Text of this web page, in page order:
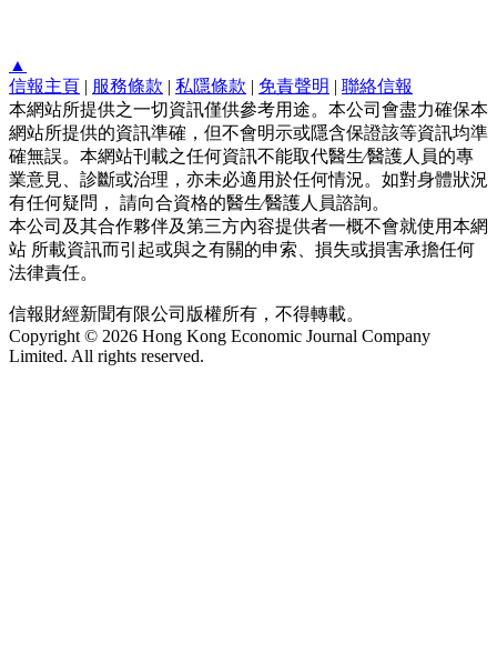
▲
信報主頁 | 服務條款 | 私隱條款 | 免責聲明 | 聯絡信報
本網站所提供之一切資訊僅供參考用途。本公司會盡力確保本
網站所提供的資訊準確，但不會明示或隱含保證該等資訊均準
確無誤。本網站刊載之任何資訊不能取代醫生∕醫護人員的專
業意見、診斷或治理，亦未必適用於任何情況。如對身體狀況
有任何疑問， 請向合資格的醫生∕醫護人員諮詢。
本公司及其合作夥伴及第三方內容提供者一概不會就使用本網
站 所載資訊而引起或與之有關的申索、損失或損害承擔任何
法律責任。
信報財經新聞有限公司版權所有，不得轉載。
Copyright © 2026 Hong Kong Economic Journal Company
Limited. All rights reserved.